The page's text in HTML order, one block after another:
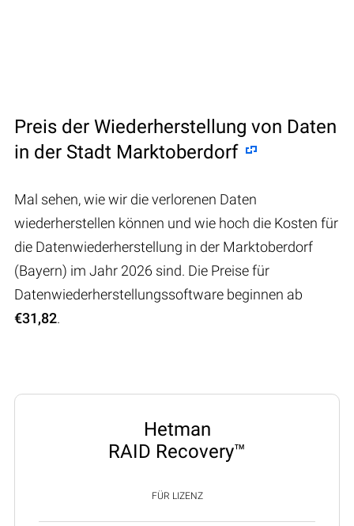
Preis der Wiederherstellung von Daten
in der Stadt Marktoberdorf
Mal sehen, wie wir die verlorenen Daten
wiederherstellen können und wie hoch die Kosten für
die Datenwiederherstellung in der Marktoberdorf
(Bayern) im Jahr 2026 sind. Die Preise für
Datenwiederherstellungssoftware beginnen ab
€31,82.
Hetman
RAID Recovery™
FÜR LIZENZ